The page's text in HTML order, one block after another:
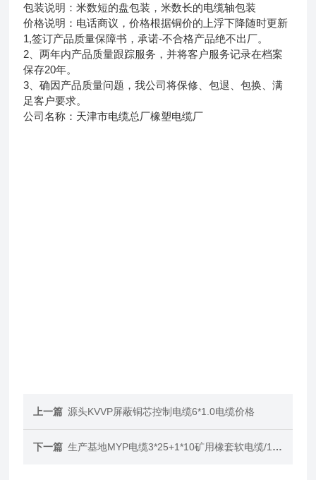
包装说明：米数短的盘包装，米数长的电缆轴包装
价格说明：电话商议，价格根据铜价的上浮下降随时更新
1,签订产品质量保障书，承诺-不合格产品绝不出厂。
2、两年内产品质量跟踪服务，并将客户服务记录在档案
保存20年。
3、确因产品质量问题，我公司将保修、包退、包换、满
足客户要求。
公司名称：天津市电缆总厂橡塑电缆厂
上一篇 源头KVVP屏蔽铜芯控制电缆6*1.0电缆价格
下一篇 生产基地MYP电缆3*25+1*10矿用橡套软电缆/1.14kv